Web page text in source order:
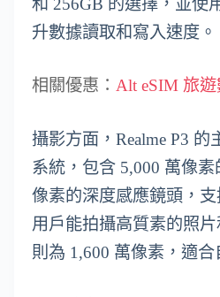
升數據讀取和寫入速度。
相關優惠： Alt eSIM 旅
攝影方面，Realme P3
系統，包含 5,000 萬像
像素的深度感應鏡頭，
用戶能拍攝高質素的照
則為 1,600 萬像素，適合